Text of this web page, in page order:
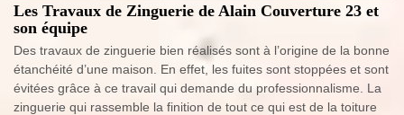
Les Travaux de Zinguerie de Alain Couverture 23 et
son équipe
Des travaux de zinguerie bien réalisés sont à l’origine de la bonne
étanchéité d’une maison. En effet, les fuites sont stoppées et sont
évitées grâce à ce travail qui demande du professionnalisme. La
zinguerie qui rassemble la finition de tout ce qui est de la toiture